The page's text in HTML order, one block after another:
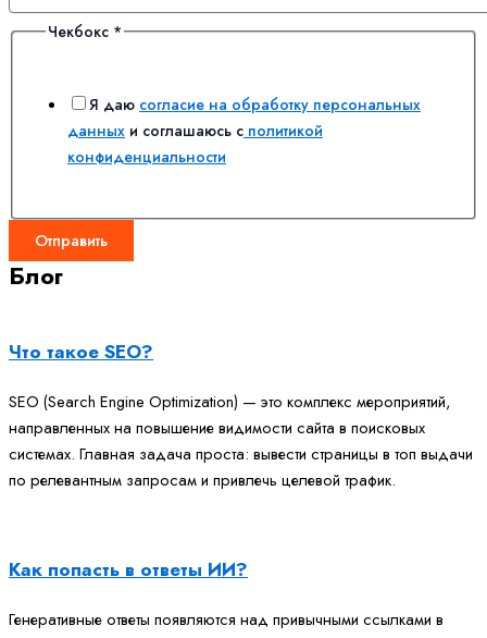
Чекбокс *
Я даю согласие на обработку персональных
данных и соглашаюсь с политикой
конфиденциальности
Отправить
Блог
Что такое SEO?
SEO (Search Engine Optimization) — это комплекс мероприятий,
направленных на повышение видимости сайта в поисковых
системах. Главная задача проста: вывести страницы в топ выдачи
по релевантным запросам и привлечь целевой трафик.
Как попасть в ответы ИИ?
Генеративные ответы появляются над привычными ссылками в